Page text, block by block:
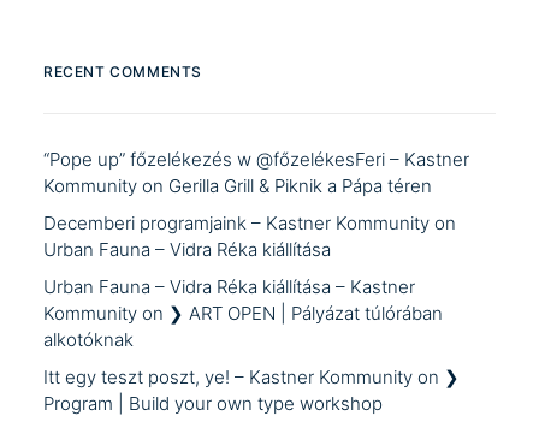
RECENT COMMENTS
“Pope up” főzelékezés w @főzelékesFeri – Kastner
Kommunity on Gerilla Grill & Piknik a Pápa téren
Decemberi programjaink – Kastner Kommunity on
Urban Fauna – Vidra Réka kiállítása
Urban Fauna – Vidra Réka kiállítása – Kastner
Kommunity on ❯ ART OPEN | Pályázat túlórában
alkotóknak
Itt egy teszt poszt, ye! – Kastner Kommunity on ❯
Program | Build your own type workshop